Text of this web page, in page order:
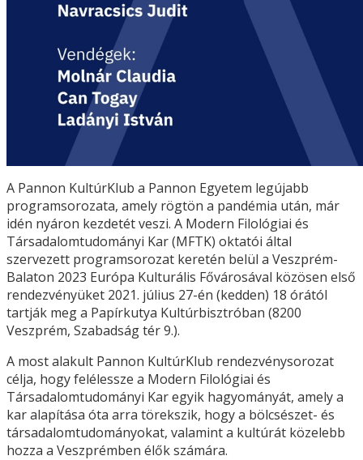
A Pannon KultúrKlub a Pannon Egyetem legújabb
programsorozata, amely rögtön a pandémia után, már
idén nyáron kezdetét veszi. A Modern Filológiai és
Társadalomtudományi Kar (MFTK) oktatói által
szervezett programsorozat keretén belül a Veszprém-
Balaton 2023 Európa Kulturális Fővárosával közösen első
rendezvényüket 2021. július 27-én (kedden) 18 órától
tartják meg a Papírkutya Kultúrbisztróban (8200
Veszprém, Szabadság tér 9.).
A most alakult Pannon KultúrKlub rendezvénysorozat
célja, hogy felélessze a Modern Filológiai és
Társadalomtudományi Kar egyik hagyományát, amely a
kar alapítása óta arra törekszik, hogy a bölcsészet- és
társadalomtudományokat, valamint a kultúrát közelebb
hozza a Veszprémben élők számára.